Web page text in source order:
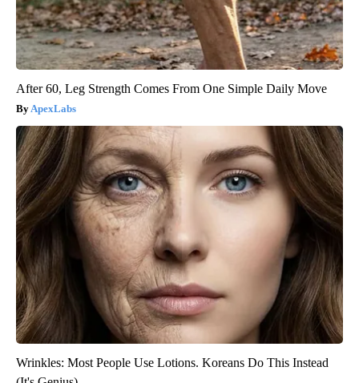
After 60, Leg Strength Comes From One Simple Daily Move
ApexLabs
Wrinkles: Most People Use Lotions. Koreans Do This Instead